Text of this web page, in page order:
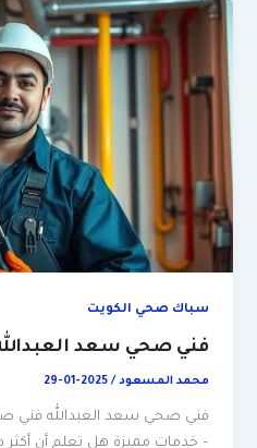
سباك صحي الكويت
فني صحي سعد
محمد المسعود/
2025-01-29
فني صحي سعد العبدالله فني
– خدمات مميزة هل تعلم أن أكثر من 60% من